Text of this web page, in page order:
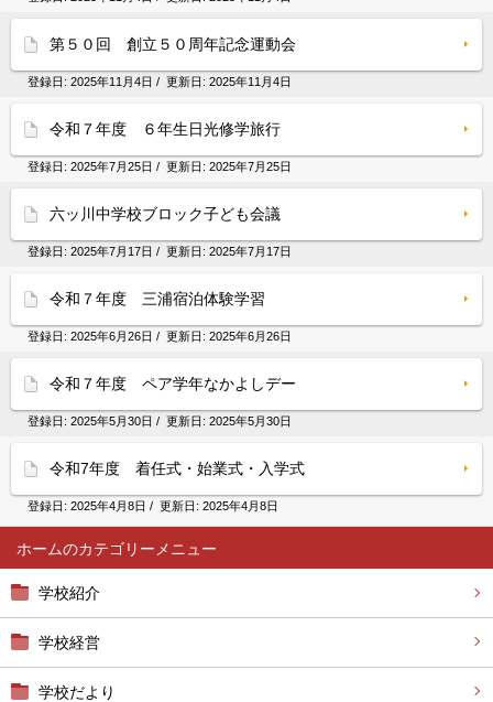
ホーム
学校紹介
学校経営
学校だより
第５０回 創立５０周年記念運動会
登録日: 2025年11月4日 / 更新日: 2025年11月4日
令和７年度 ６年生日光修学旅行
登録日: 2025年7月25日 / 更新日: 2025年7月25日
六ッ川中学校ブロック子ども会議
登録日: 2025年7月17日 / 更新日: 2025年7月17日
令和７年度 三浦宿泊体験学習
登録日: 2025年6月26日 / 更新日: 2025年6月26日
令和７年度 ペア学年なかよしデー
登録日: 2025年5月30日 / 更新日: 2025年5月30日
令和7年度 着任式・始業式・入学式
登録日: 2025年4月8日 / 更新日: 2025年4月8日